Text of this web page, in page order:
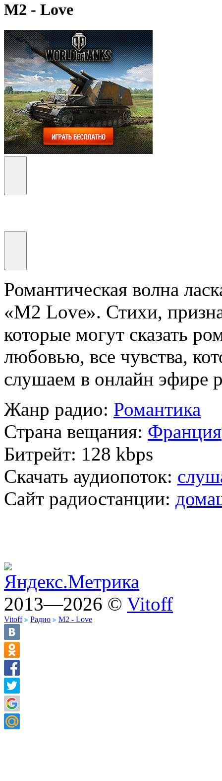
M2 - Love
Романтическая волна
«M2 Love». Стихи,
которые могут сказать
любовью, все чувства,
слушаем в онлайн эфире
Жанр радио: Романтика
Страна вещания: Франция
Битрейт: 128 kbps
Скачать аудиопоток:
Сайт радиостанции:
2013—2026 © Vitoff
Vitoff Радио M2 - Love